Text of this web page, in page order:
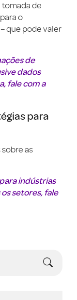
tomada de
o
que pode valer
de
dados
fale com a
para
sobre as
indústrias
setores, fale